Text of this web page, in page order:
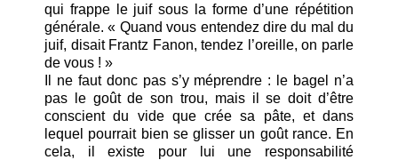
qui frappe le juif sous la forme d’une répétition
générale. « Quand vous entendez dire du mal du
juif, disait Frantz Fanon, tendez l’oreille, on parle
de vous ! »
Il ne faut donc pas s’y méprendre : le bagel n’a
pas le goût de son trou, mais il se doit d’être
conscient du vide que crée sa pâte, et dans
lequel pourrait bien se glisser un goût rance. En
cela, il existe pour lui une responsabilité